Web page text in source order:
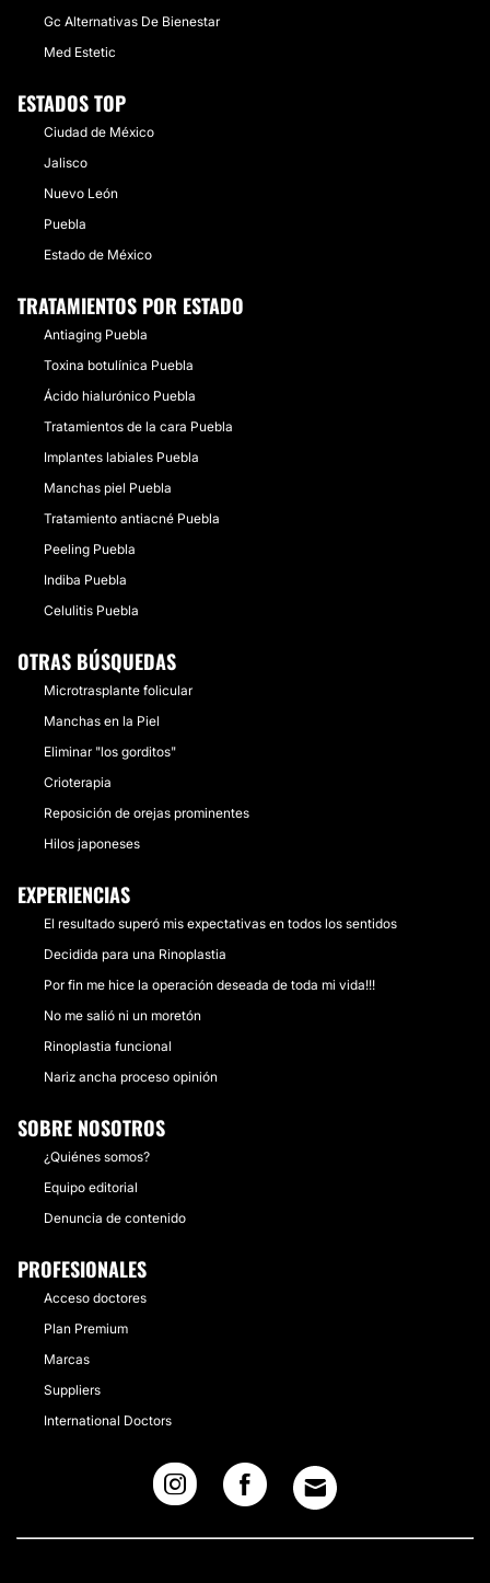
Gc Alternativas De Bienestar
Med Estetic
ESTADOS TOP
Ciudad de México
Jalisco
Nuevo León
Puebla
Estado de México
TRATAMIENTOS POR ESTADO
Antiaging Puebla
Toxina botulínica Puebla
Ácido hialurónico Puebla
Tratamientos de la cara Puebla
Implantes labiales Puebla
Manchas piel Puebla
Tratamiento antiacné Puebla
Peeling Puebla
Indiba Puebla
Celulitis Puebla
OTRAS BÚSQUEDAS
Microtrasplante folicular
Manchas en la Piel
Eliminar "los gorditos"
Crioterapia
Reposición de orejas prominentes
Hilos japoneses
EXPERIENCIAS
El resultado superó mis expectativas en todos los sentidos
Decidida para una Rinoplastia
Por fin me hice la operación deseada de toda mi vida!!!
No me salió ni un moretón
Rinoplastia funcional
Nariz ancha proceso opinión
SOBRE NOSOTROS
¿Quiénes somos?
Equipo editorial
Denuncia de contenido
PROFESIONALES
Acceso doctores
Plan Premium
Marcas
Suppliers
International Doctors